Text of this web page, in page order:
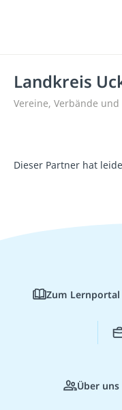
Landkreis
Vereine, Verbände
Dieser Partner hat
Zum Lernportal
Über uns